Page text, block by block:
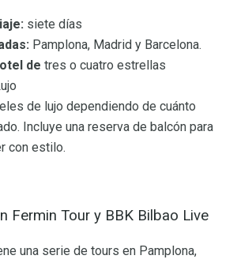
siete días
Pamplona, ​​Madrid y Barcelona.
de tres o cuatro estrellas
de lujo dependiendo de cuánto
Incluye una reserva de balcón para
con estilo.
Fermin Tour y BBK Bilbao Live
una serie de tours en Pamplona,